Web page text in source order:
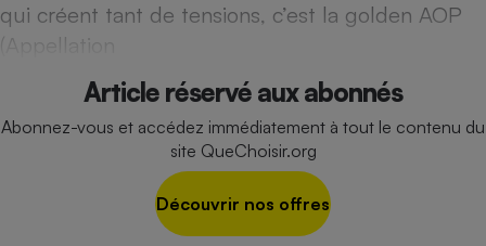
qui créent tant de tensions, c’est la golden AOP
(Appellation
Article réservé aux abonnés
Abonnez-vous et accédez immédiatement à tout le contenu du
site QueChoisir.org
Découvrir nos offres
induction
Téléphone mobile -
Ventilateur